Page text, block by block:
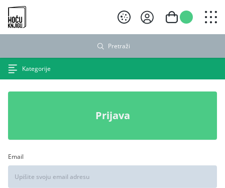
Hoću knjigu crni logo
Pretraži
Kategorije
Prijava
Email